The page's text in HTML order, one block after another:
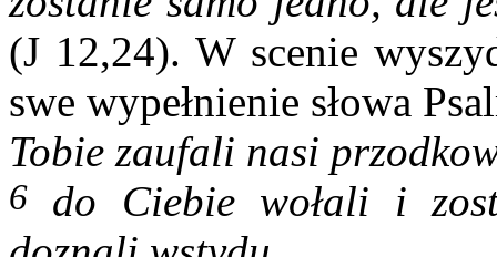
(J 12,24). W scenie
swe wypełnienie słowa
Tobie zaufali nasi
6 do Ciebie wołali i